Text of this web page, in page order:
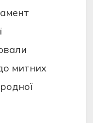
митних